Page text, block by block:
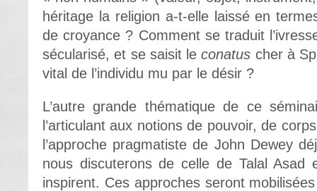
héritage la religion a-t-elle laissé en
de croyance ? Comment se traduit
sécularisé, et se saisit leconatus cher à
vital de l’individu mu par le désir ?
L’autre grande thématique de ce
l’articulant aux notions de pouvoir, de
l’approche pragmatiste de John Dewey
nous discuterons de celle de Talal Asad
inspirent. Ces approches seront